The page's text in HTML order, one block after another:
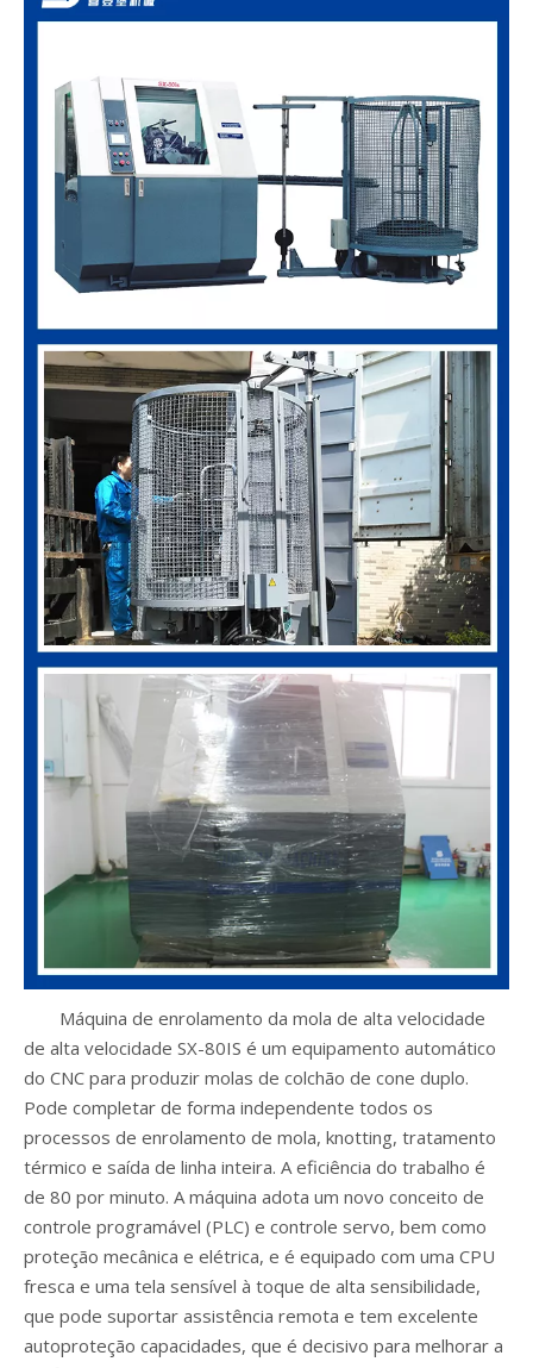
Máquina de enrolamento da mola de alta velocidade
de alta velocidade SX-80IS é um equipamento automático
do CNC para produzir molas de colchão de cone duplo.
Pode completar de forma independente todos os
processos de enrolamento de mola, knotting, tratamento
térmico e saída de linha inteira. A eficiência do trabalho é
de 80 por minuto. A máquina adota um novo conceito de
controle programável (PLC) e controle servo, bem como
proteção mecânica e elétrica, e é equipado com uma CPU
fresca e uma tela sensível à toque de alta sensibilidade,
que pode suportar assistência remota e tem excelente
autoproteção capacidades, que é decisivo para melhorar a